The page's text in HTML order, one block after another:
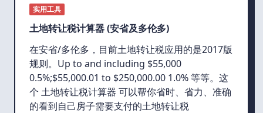
实用工具
土地转让税计算器 (安省及多伦多)
在安省/多伦多，目前土地转让税应用的是2017版
规则。Up to and including $55,000
0.5%;$55,000.01 to $250,000.00 1.0% 等等。这
个 土地转让税计算器 可以帮你省时、省力、准确
的看到自己房子需要支付的土地转让税